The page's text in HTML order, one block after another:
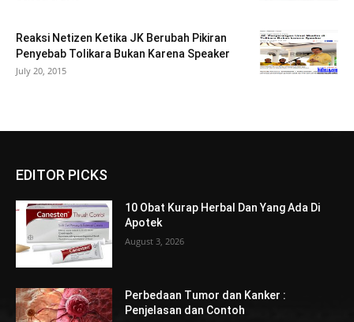
Reaksi Netizen Ketika JK Berubah Pikiran
Penyebab Tolikara Bukan Karena Speaker
July 20, 2015
EDITOR PICKS
10 Obat Kurap Herbal Dan Yang Ada Di
Apotek
August 3, 2026
Perbedaan Tumor dan Kanker :
Penjelasan dan Contoh